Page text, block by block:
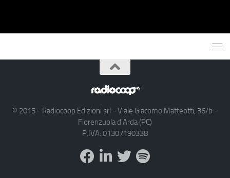
© 2015 - Radiocoop Edizioni srl - Viale Giacomo Matteotti, 36/b -
Fiorenzuola d'Arda (PC)
P.IVA: 01307190338